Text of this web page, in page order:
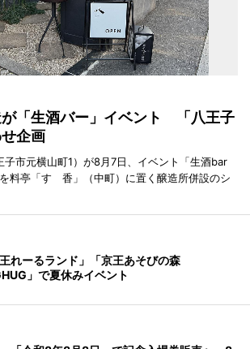
「生酒バー」イベント 「八王子
企画
子市元横山町1）が8月7日、イベント「生酒bar
料亭「すゞ香」（中町）に置く醸造所併設のシ
王れーるランド」「京王あそびの森
」で夏休みイベント